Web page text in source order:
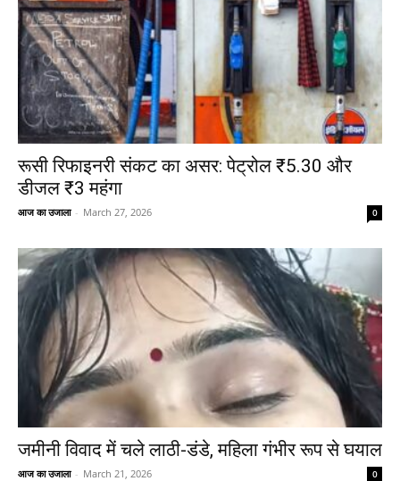
रूसी रिफाइनरी संकट का असर: पेट्रोल ₹5.30 और
डीजल ₹3 महंगा
आज का उजाला - March 27, 2026 0
जमीनी विवाद में चले लाठी-डंडे, महिला गंभीर रूप से घयाल
आज का उजाला - March 21, 2026 0